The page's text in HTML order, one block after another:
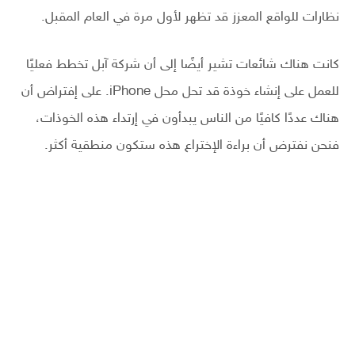
نظارات للواقع المعزز قد تظهر لأول مرة في العام المقبل.
كانت هناك شائعات تشير أيضًا إلى أن شركة آبل تخطط فعليًا
للعمل على إنشاء خوذة قد تحل محل iPhone. على إفتراض أن
هناك عددًا كافيًا من الناس يبدأون في إرتداء هذه الخوذات،
فنحن نفترض أن براءة الإختراع هذه ستكون منطقية أكثر.